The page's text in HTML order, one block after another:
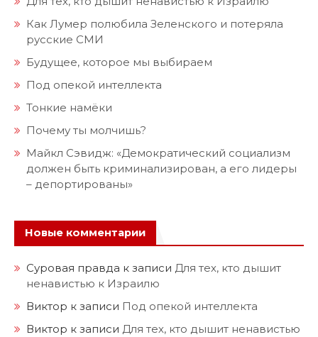
Как Лумер полюбила Зеленского и потеряла
русские СМИ
Будущее, которое мы выбираем
Под опекой интеллекта
Тонкие намёки
Почему ты молчишь?
Майкл Сэвидж: «Демократический социализм
должен быть криминализирован, а его лидеры
– депортированы»
Новые комментарии
Суровая правда к записи Для тех, кто дышит
ненавистью к Израилю
Виктор к записи Под опекой интеллекта
Виктор к записи Для тех, кто дышит ненавистью